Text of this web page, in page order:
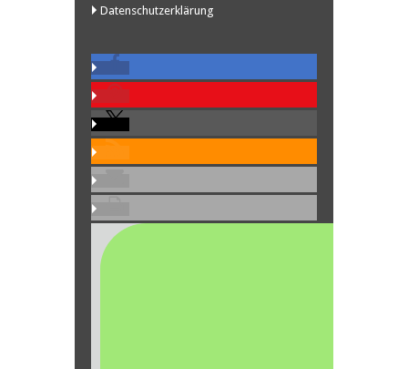
Datenschutzerklärung